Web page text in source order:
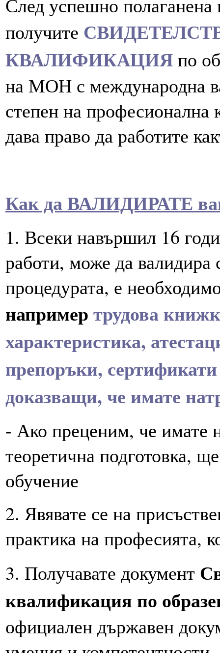
След успешно
получите
КВАЛИФИКАЦИЯпо
на МОН с международна
степен на
дава право да работите
Как да ВАЛИДИРАТЕ
1. Всеки навършил 16
работи, може да валидира
процедурата, е
напримертрудова
характеристика,
препоръки,
доказващи, че имате
- Ако преценим, че имате
теоретична подготовка,
обучение
2. Явявате се на
практика на професията,
3. Получавате документ
квалификация по
официален държавен